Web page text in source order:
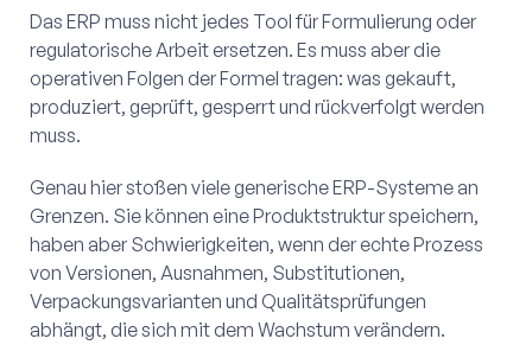
Das ERP muss nicht jedes Tool für Formulierung oder
regulatorische Arbeit ersetzen. Es muss aber die
operativen Folgen der Formel tragen: was gekauft,
produziert, geprüft, gesperrt und rückverfolgt werden
muss.
Genau hier stoßen viele generische ERP-Systeme an
Grenzen. Sie können eine Produktstruktur speichern,
haben aber Schwierigkeiten, wenn der echte Prozess
von Versionen, Ausnahmen, Substitutionen,
Verpackungsvarianten und Qualitätsprüfungen
abhängt, die sich mit dem Wachstum verändern.